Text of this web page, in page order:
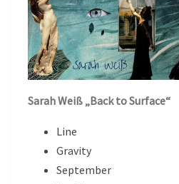
Sarah Weiß „Back to Surface“
Line
Gravity
September